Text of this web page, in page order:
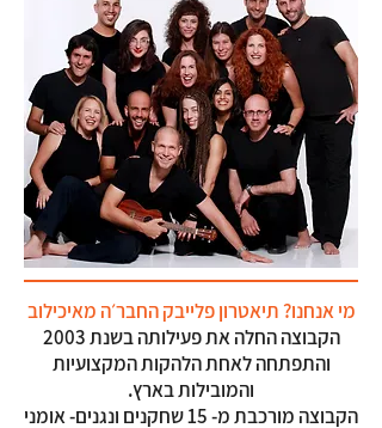
מי אנחנו? תיאטרון פלייבק החבר׳ה מאיכילוב
הקבוצה החלה את פעילותה בשנת 2003
והתפתחה לאחת הלהקות המקצועיות
והמובילות בארץ.
הקבוצה מורכבת מ- 15 שחקנים ונגנים- אומני